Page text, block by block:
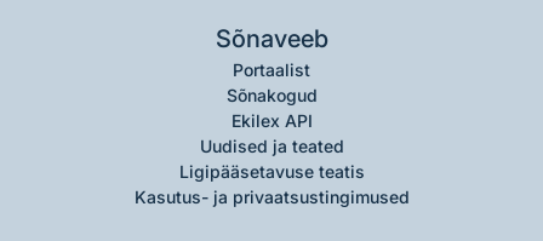
Sõnaveeb
Portaalist
Sõnakogud
Ekilex API
Uudised ja teated
Ligipääsetavuse teatis
Kasutus- ja privaatsustingimused